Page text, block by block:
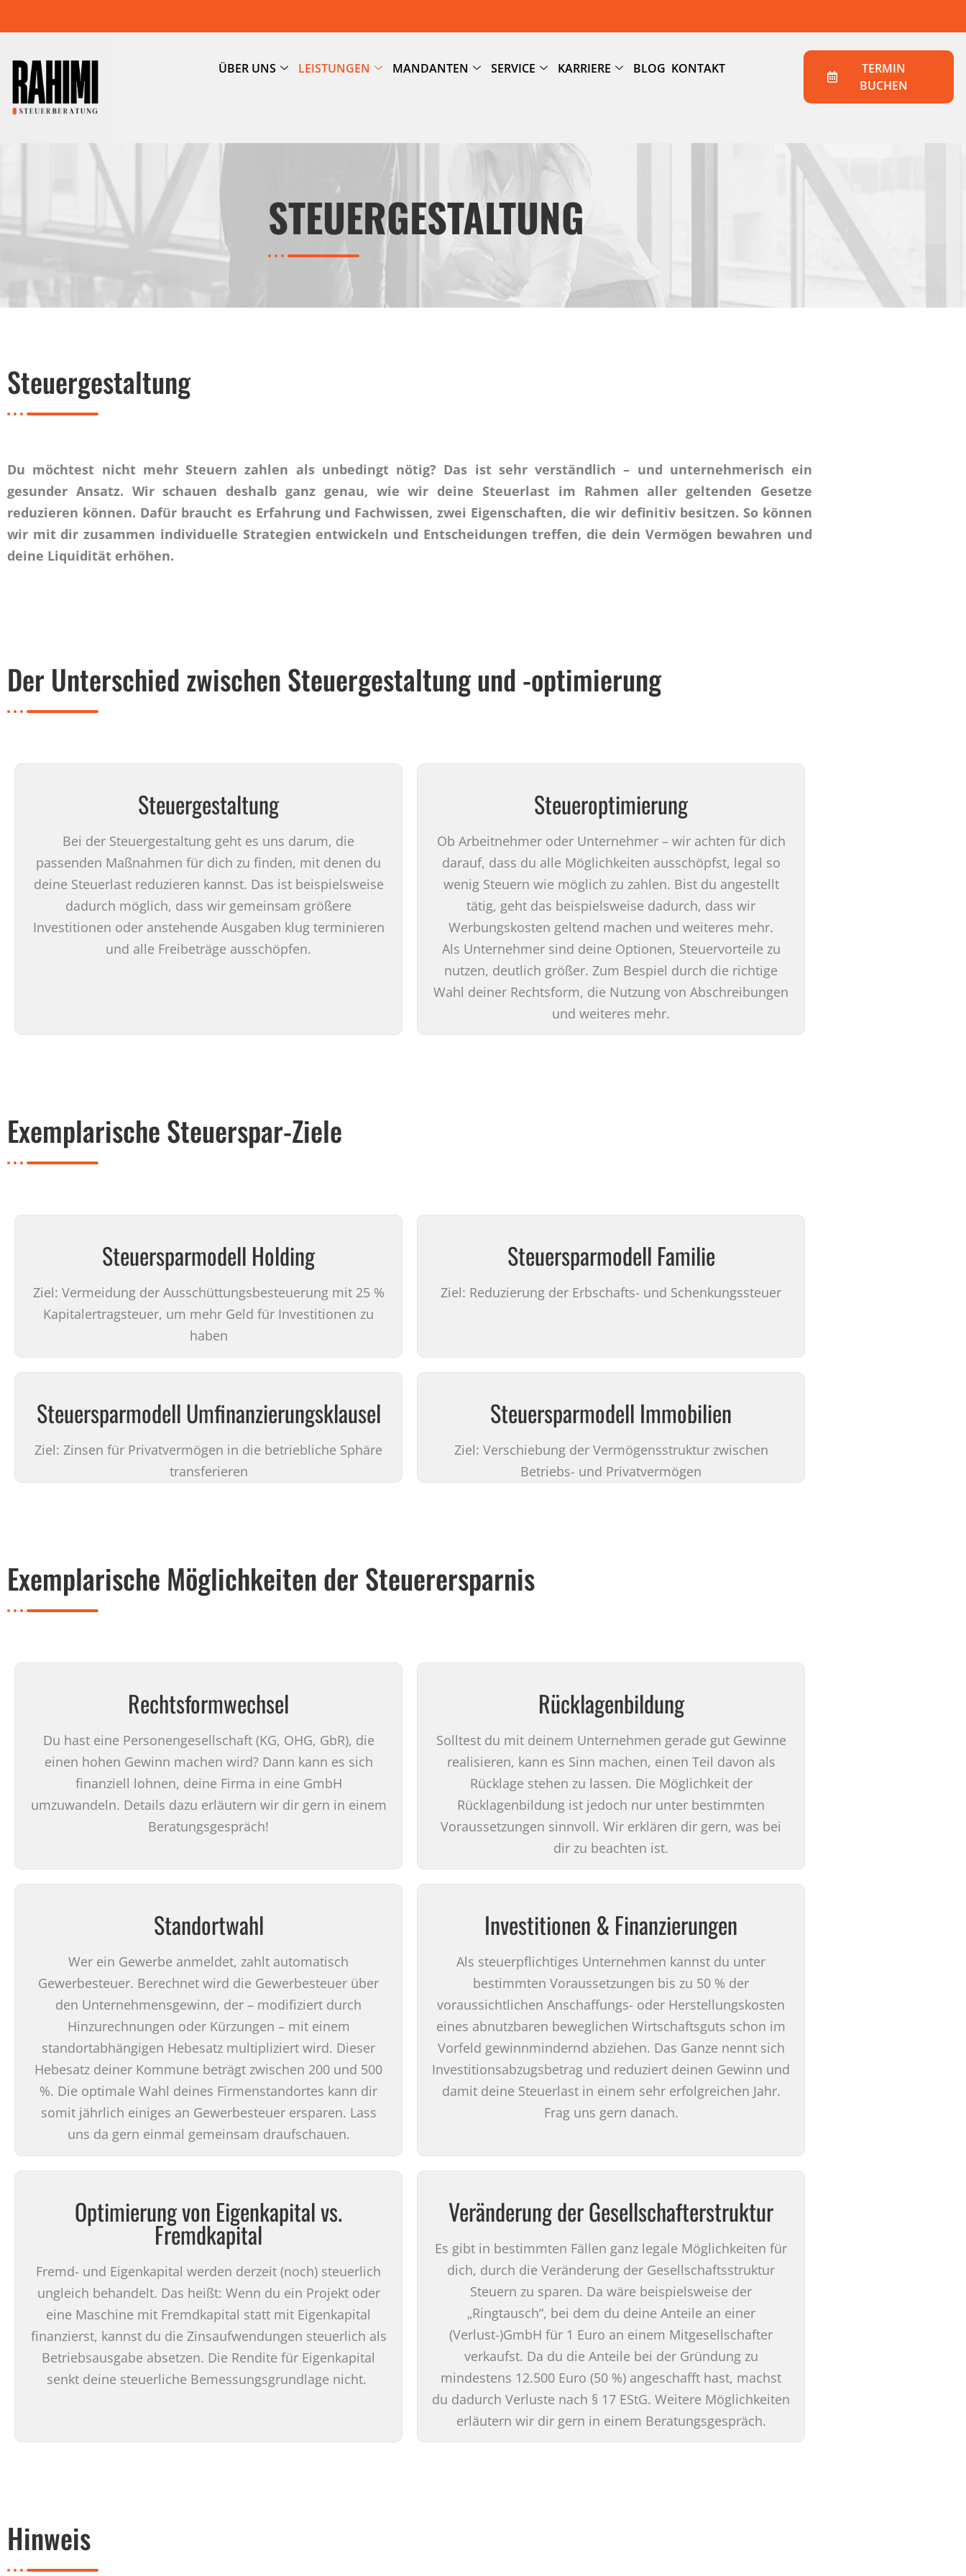
ÜBER UNS LEISTUNGEN MANDANTEN SERVICE KARRIERE BLOG KONTAKT
TERMIN
BUCHEN
STEUERGESTALTUNG
Steuergestaltung
Du möchtest nicht mehr Steuern zahlen als unbedingt nötig? Das ist sehr verständlich – und unternehmerisch ein
gesunder Ansatz. Wir schauen deshalb ganz genau, wie wir deine Steuerlast im Rahmen aller geltenden Gesetze
reduzieren können. Dafür braucht es Erfahrung und Fachwissen, zwei Eigenschaften, die wir definitiv besitzen. So können
wir mit dir zusammen individuelle Strategien entwickeln und Entscheidungen treffen, die dein Vermögen bewahren und
deine Liquidität erhöhen.
Der Unterschied zwischen Steuergestaltung und -optimierung
Steuergestaltung
Bei der Steuergestaltung geht es uns darum, die
passenden Maßnahmen für dich zu finden, mit denen du
deine Steuerlast reduzieren kannst. Das ist beispielsweise
dadurch möglich, dass wir gemeinsam größere
Investitionen oder anstehende Ausgaben klug terminieren
und alle Freibeträge ausschöpfen.
Steueroptimierung
Ob Arbeitnehmer oder Unternehmer – wir achten für dich
darauf, dass du alle Möglichkeiten ausschöpfst, legal so
wenig Steuern wie möglich zu zahlen. Bist du angestellt
tätig, geht das beispielsweise dadurch, dass wir
Werbungskosten geltend machen und weiteres mehr.
Als Unternehmer sind deine Optionen, Steuervorteile zu
nutzen, deutlich größer. Zum Bespiel durch die richtige
Wahl deiner Rechtsform, die Nutzung von Abschreibungen
und weiteres mehr.
Exemplarische Steuerspar-Ziele
Steuersparmodell Holding
Ziel: Vermeidung der Ausschüttungsbesteuerung mit 25 %
Kapitalertragsteuer, um mehr Geld für Investitionen zu
haben
Steuersparmodell Familie
Ziel: Reduzierung der Erbschafts- und Schenkungssteuer
Steuersparmodell Umfinanzierungsklausel
Ziel: Zinsen für Privatvermögen in die betriebliche Sphäre
transferieren
Steuersparmodell Immobilien
Ziel: Verschiebung der Vermögensstruktur zwischen
Betriebs- und Privatvermögen
Exemplarische Möglichkeiten der Steuerersparnis
Rechtsformwechsel
Du hast eine Personengesellschaft (KG, OHG, GbR), die
einen hohen Gewinn machen wird? Dann kann es sich
finanziell lohnen, deine Firma in eine GmbH
umzuwandeln. Details dazu erläutern wir dir gern in einem
Beratungsgespräch!
Rücklagenbildung
Solltest du mit deinem Unternehmen gerade gut Gewinne
realisieren, kann es Sinn machen, einen Teil davon als
Rücklage stehen zu lassen. Die Möglichkeit der
Rücklagenbildung ist jedoch nur unter bestimmten
Voraussetzungen sinnvoll. Wir erklären dir gern, was bei
dir zu beachten ist.
Standortwahl
Wer ein Gewerbe anmeldet, zahlt automatisch
Gewerbesteuer. Berechnet wird die Gewerbesteuer über
den Unternehmensgewinn, der – modifiziert durch
Hinzurechnungen oder Kürzungen – mit einem
standortabhängigen Hebesatz multipliziert wird. Dieser
Hebesatz deiner Kommune beträgt zwischen 200 und 500
%. Die optimale Wahl deines Firmenstandortes kann dir
somit jährlich einiges an Gewerbesteuer ersparen. Lass
uns da gern einmal gemeinsam draufschauen.
Investitionen & Finanzierungen
Als steuerpflichtiges Unternehmen kannst du unter
bestimmten Voraussetzungen bis zu 50 % der
voraussichtlichen Anschaffungs- oder Herstellungskosten
eines abnutzbaren beweglichen Wirtschaftsguts schon im
Vorfeld gewinnmindernd abziehen. Das Ganze nennt sich
Investitionsabzugsbetrag und reduziert deinen Gewinn und
damit deine Steuerlast in einem sehr erfolgreichen Jahr.
Frag uns gern danach.
Optimierung von Eigenkapital vs.
Fremdkapital
Fremd- und Eigenkapital werden derzeit (noch) steuerlich
ungleich behandelt. Das heißt: Wenn du ein Projekt oder
eine Maschine mit Fremdkapital statt mit Eigenkapital
finanzierst, kannst du die Zinsaufwendungen steuerlich als
Betriebsausgabe absetzen. Die Rendite für Eigenkapital
senkt deine steuerliche Bemessungsgrundlage nicht.
Veränderung der Gesellschafterstruktur
Es gibt in bestimmten Fällen ganz legale Möglichkeiten für
dich, durch die Veränderung der Gesellschaftsstruktur
Steuern zu sparen. Da wäre beispielsweise der
„Ringtausch“, bei dem du deine Anteile an einer
(Verlust-)GmbH für 1 Euro an einem Mitgesellschafter
verkaufst. Da du die Anteile bei der Gründung zu
mindestens 12.500 Euro (50 %) angeschafft hast, machst
du dadurch Verluste nach § 17 EStG. Weitere Möglichkeiten
erläutern wir dir gern in einem Beratungsgespräch.
Hinweis